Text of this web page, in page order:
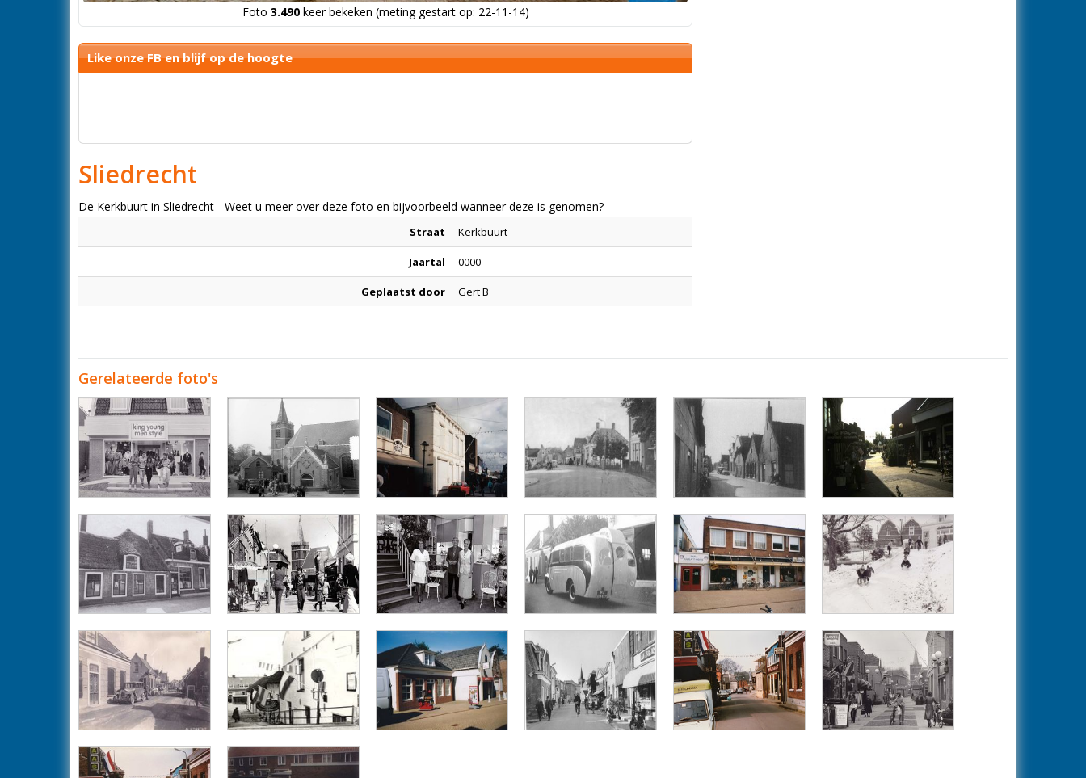
Foto 3.490keer bekeken (meting gestart op: 22-11-14)
Like onze FB en blijf op de hoogte
Sliedrecht
De Kerkbuurt in Sliedrecht - Weet u meer over deze foto en bijvoorbeeld wanneer deze is genomen?
Straat Kerkbuurt
Jaartal 0000
Geplaatst door Gert B
Gerelateerde foto's